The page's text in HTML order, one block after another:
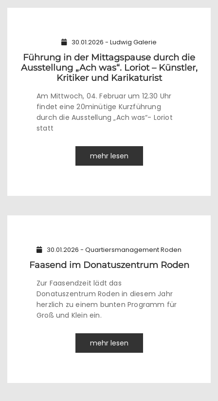
30.01.2026 - Ludwig Galerie
Führung in der Mittagspause durch die
Ausstellung „Ach was“. Loriot – Künstler,
Kritiker und Karikaturist
Am Mittwoch, 04. Februar um 12.30 Uhr
findet eine 20minütige Kurzführung
durch die Ausstellung „Ach was“- Loriot
statt
mehr lesen
30.01.2026 - Quartiersmanagement Roden
Faasend im Donatuszentrum Roden
Zur Faasendzeit lädt das
Donatuszentrum Roden in diesem Jahr
herzlich zu einem bunten Programm für
Groß und Klein ein.
mehr lesen